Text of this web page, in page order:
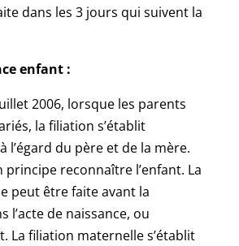
dans les 3 jours qui suivent la
enfant :
2006, lorsque les parents
la filiation s’établit
l’égard du père et de la mère.
principe reconnaître l’enfant. La
peut être faite avant la
l’acte de naissance, ou
La filiation maternelle s’établit